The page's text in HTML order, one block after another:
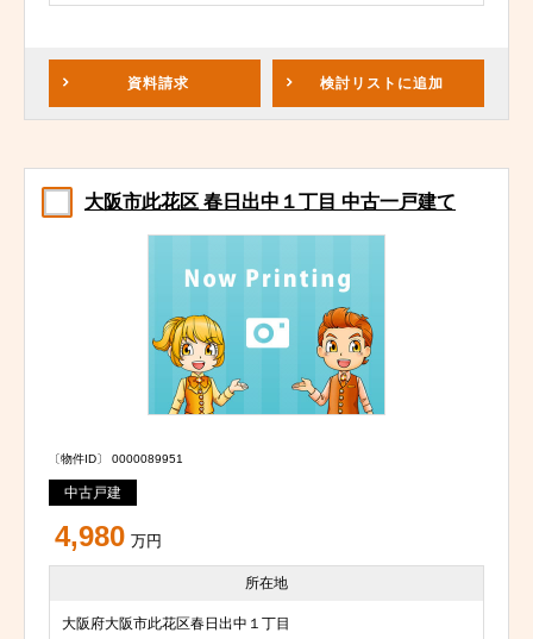
資料請求 検討リスト に追加
大阪市此花区 春日出中１丁目 中古一戸建て
〔物件ID〕 0000089951
中古戸建
4,980 万円
所在地
大阪府大阪市此花区春日出中１丁目